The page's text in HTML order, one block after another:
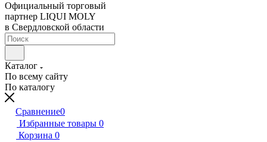
Официальный торговый
партнер LIQUI MOLY
в Свердловской области
Каталог
По всему сайту
По каталогу
Сравнение0
Избранные товары 0
Корзина 0